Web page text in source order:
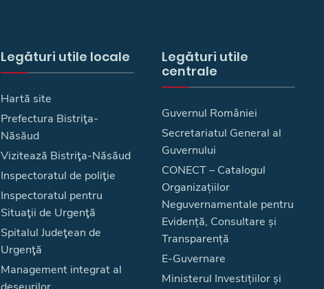
Legături utile locale
Hartă site
Prefectura Bistriţa-
Năsăud
Vizitează Bistriţa-Năsăud
Inspectoratul de poliţie
Inspectoratul pentru
Situaţii de Urgenţă
Spitalul Judeţean de
Urgenţă
Management integrat al
Legături utile
centrale
Guvernul României
Secretariatul General al
Guvernului
CONECT – Catalogul
Organizațiilor
Neguvernamentale pentru
Evidență, Consultare și
Transparență
E-Guvernare
Ministerul Investițiilor și